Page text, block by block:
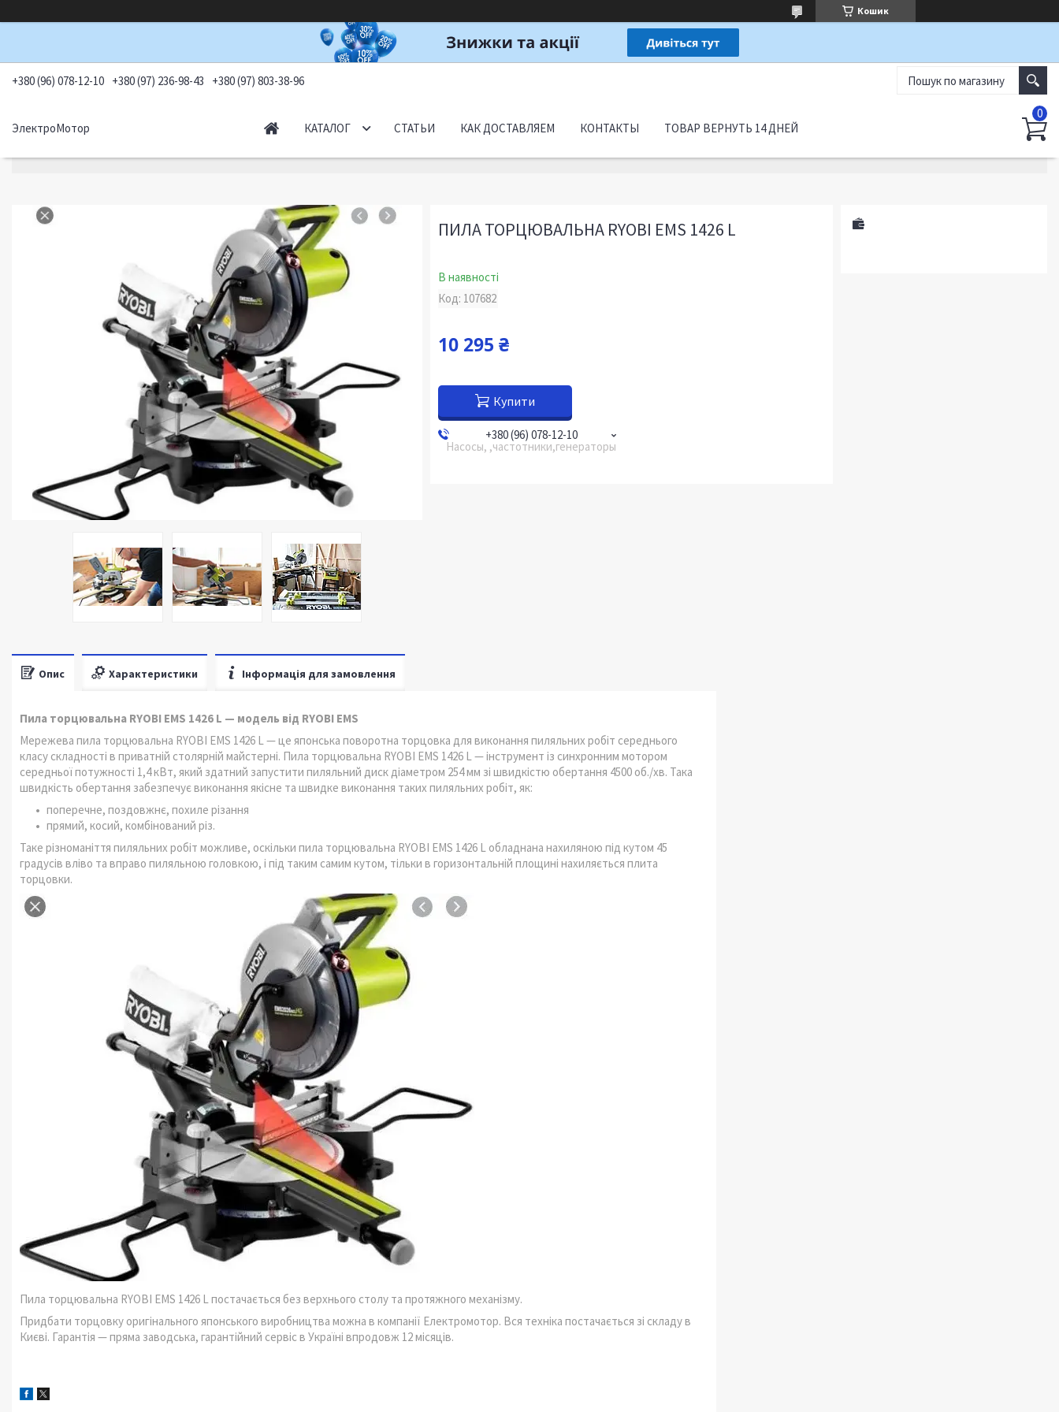
Кошик
+380 (96) 078-12-10 +380 (97) 236-98-43 +380 (97) 803-38-96
ЭлектроМотор КАТАЛОГ СТАТЬИ КАК ДОСТАВЛЯЕМ КОНТАКТЫ ТОВАР ВЕРНУТЬ 14 ДНЕЙ
ПИЛА ТОРЦЮВАЛЬНА RYOBI EMS 1426 L
В наявності
Код: 107682
10 295 ₴
Купити
+380 (96) 078-12-10
Насосы, ,частотники,генераторы
Опис Характеристики Інформація для замовлення
Пила торцювальна RYOBI EMS 1426 L — модель від RYOBI EMS
Мережева пила торцювальна RYOBI EMS 1426 L — це японська поворотна торцовка для виконання пиляльних робіт середнього
класу складності в приватній столярній майстерні. Пила торцювальна RYOBI EMS 1426 L — інструмент із синхронним мотором
середньої потужності 1,4 кВт, який здатний запустити пиляльний диск діаметром 254 мм зі швидкістю обертання 4500 об./хв. Така
швидкість обертання забезпечує виконання якісне та швидке виконання таких пиляльних робіт, як:
поперечне, поздовжнє, похиле різання
прямий, косий, комбінований різ.
Таке різноманіття пиляльних робіт можливе, оскільки пила торцювальна RYOBI EMS 1426 L обладнана нахиляною під кутом 45
градусів вліво та вправо пиляльною головкою, і під таким самим кутом, тільки в горизонтальній площині нахиляється плита
торцовки.
Пила торцювальна RYOBI EMS 1426 L постачається без верхнього столу та протяжного механізму.
Придбати торцовку оригінального японського виробництва можна в компанії Електромотор. Вся техніка постачається зі складу в
Києві. Гарантія — пряма заводська, гарантійний сервіс в Україні впродовж 12 місяців.